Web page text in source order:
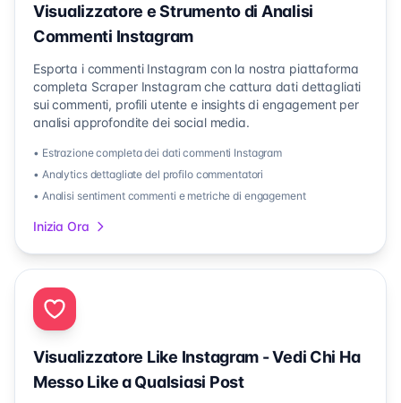
Visualizzatore e Strumento di Analisi
Commenti Instagram
Esporta i commenti Instagram con la nostra piattaforma
completa Scraper Instagram che cattura dati dettagliati
sui commenti, profili utente e insights di engagement per
analisi approfondite dei social media.
• Estrazione completa dei dati commenti Instagram
• Analytics dettagliate del profilo commentatori
• Analisi sentiment commenti e metriche di engagement
Inizia Ora
Visualizzatore Like Instagram - Vedi Chi Ha
Messo Like a Qualsiasi Post